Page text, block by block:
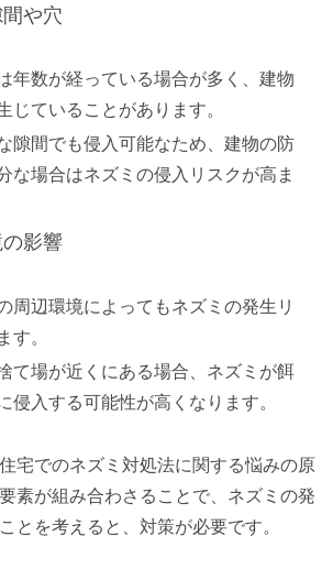
や穴
年数が経っている場合が多く、建物
じていることがあります。
隙間でも侵入可能なため、建物の防
な場合はネズミの侵入リスクが高ま
影響
周辺環境によってもネズミの発生リ
す。
て場が近くにある場合、ネズミが餌
侵入する可能性が高くなります。
宅でのネズミ対処法に関する悩みの原
素が組み合わさることで、ネズミの発
とを考えると、対策が必要です。